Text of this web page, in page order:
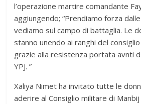
l’operazione martire comandante
aggiungendo; “Prendiamo forza
vediamo sul campo di battaglia. Le
stanno unendo ai ranghi del
grazie alla resistenza portata avnti
YPJ. ”
Xaliya Nimet ha invitato tutte le
aderire al Consiglio militare di